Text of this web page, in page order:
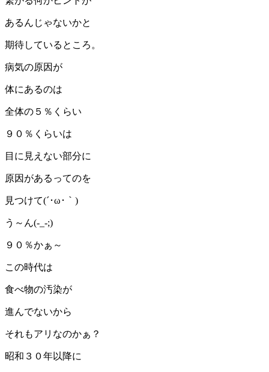
あるんじゃないかと
期待しているところ。
病気の原因が
体にあるのは
全体の５％くらい
９０％くらいは
目に見えない部分に
原因があるってのを
見つけて(´･ω･｀)
う～ん(-_-;)
９０％かぁ～
この時代は
食べ物の汚染が
進んでないから
それもアリなのかぁ？
昭和３０年以降に